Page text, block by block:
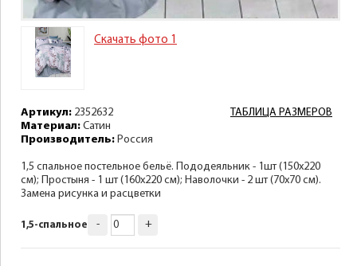
Скачать фото 1
ТАБЛИЦА РАЗМЕРОВ
Артикул: 2352632
Материал: Сатин
Производитель: Россия
1,5 спальное постельное бельё. Пододеяльник - 1шт (150х220
см); Простыня - 1 шт (160х220 см); Наволочки - 2 шт (70х70 см).
Замена рисунка и расцветки
1,5-спальное - +